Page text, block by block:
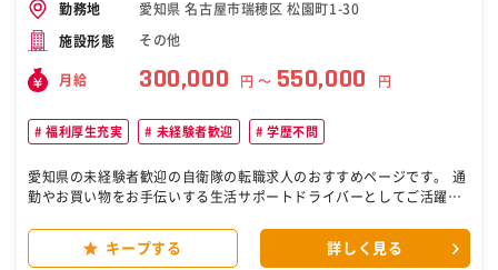
勤務地 愛知県 名古屋市瑞穂区 松園町1-30
施設形態 その他
月給 300,000 円 〜 550,000 円
福利厚生充実 未経験者歓迎 学歴不問
愛知県の未経験者歓迎の自衛隊の転職求人のおすすめページです。 通
勤やお買い物をお手伝いする生活サポートドライバーとしてご活躍い
予約がないときは一般のタクシー業務を行います。 ◆詳細 ■新瑞
ｓ本社営業所勤務となります ■一般のタクシー業務でも、予約アプリ
キープする 詳しく見る